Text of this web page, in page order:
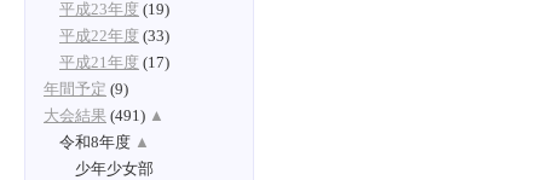
平成23年度 (19)
平成22年度 (33)
平成21年度 (17)
年間予定 (9)
大会結果 (491) ▲
令和8年度 ▲
少年少女部